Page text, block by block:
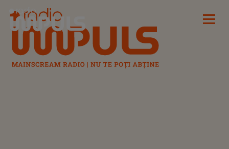
Radio Impuls